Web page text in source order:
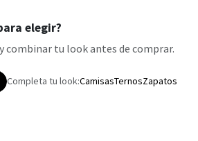
elegir?
combinar tu look antes de comprar.
Completa tu look:CamisasTernosZapatos